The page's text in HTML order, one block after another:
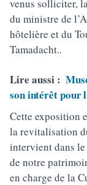
venus solliciter,
du ministre de
hôtelière et du
Tamadacht..
Lire aussi :
son intérêt pour
Cette exposition
la revitalisation
intervient dans le
de notre
en charge de la